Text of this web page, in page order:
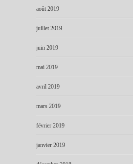
août 2019
juillet 2019
juin 2019
mai 2019
avril 2019
mars 2019
février 2019
janvier 2019